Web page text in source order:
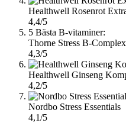
Healthwell Rosenrot
4,4/5
5 Bästa B-vitaminer:
Thorne Stress B-Complex
4,3/5
Healthwell Ginseng
4,2/5
Nordbo Stress Essentials
4,1/5